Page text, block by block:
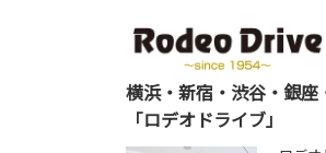
横浜・新宿・渋谷・銀座
「ロデオドライブ」